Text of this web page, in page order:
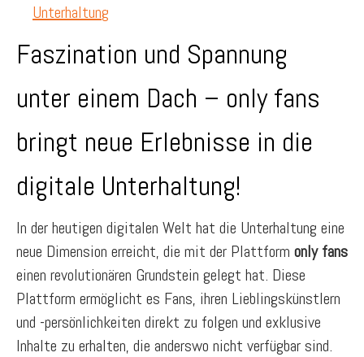
Unterhaltung
Faszination und Spannung
unter einem Dach – only fans
bringt neue Erlebnisse in die
digitale Unterhaltung!
In der heutigen digitalen Welt hat die Unterhaltung eine
neue Dimension erreicht, die mit der Plattform only fans
einen revolutionären Grundstein gelegt hat. Diese
Plattform ermöglicht es Fans, ihren Lieblingskünstlern
und -persönlichkeiten direkt zu folgen und exklusive
Inhalte zu erhalten, die anderswo nicht verfügbar sind.